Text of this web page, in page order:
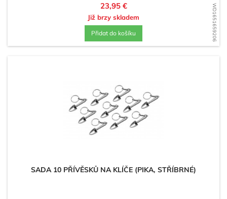
WD1651659206
Cena
23,95 €
Již brzy skladem
Přidat do košíku
SADA 10 PŘÍVĚSKŮ NA KLÍČE (PIKA, STŘÍBRNÉ)